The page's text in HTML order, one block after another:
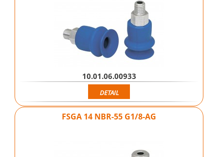
10.01.06.00933
DETAIL
FSGA 14 NBR-55 G1/8-AG